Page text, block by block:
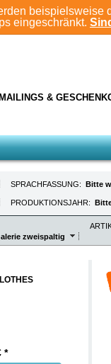
eingeschränkt.
&
SPRACHFASSUNG: Bitte
PRODUKTIONSJAHR:
zweispaltig
*